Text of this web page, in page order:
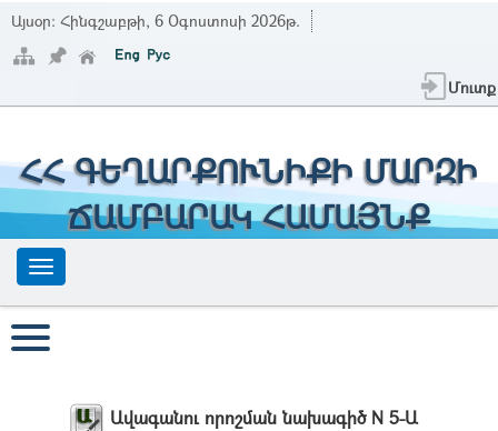
Այսօր: Հինգշաբթի, 6 Օգոստոսի 2026թ.
Մուտք
ՀՀ ԳԵՂԱՐՔՈՒՆԻՔԻ ՄԱՐԶԻ
ՃԱՄԲԱՐԱԿ ՀԱՄԱՅՆՔ
Ավագանու որոշման նախագիծ N 5-Ա